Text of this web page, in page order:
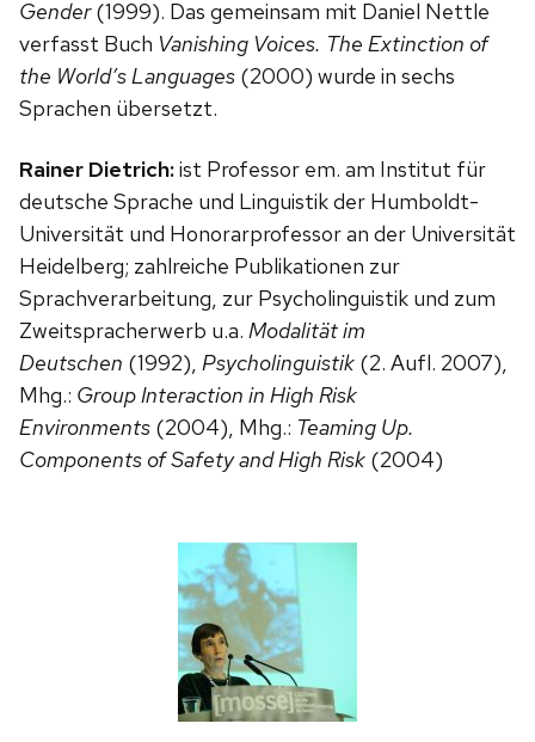
Gender(1999). Das gemeinsam mit Daniel Nettle
verfasst Buch Vanishing Voices. The Extinction of
the World’s Languages (2000) wurde in sechs
Sprachen übersetzt.
Rainer Dietrich:ist Professor em. am Institut für
deutsche Sprache und Linguistik der Humboldt-
Universität und Honorarprofessor an der Universität
Heidelberg; zahlreiche Publikationen zur
Sprachverarbeitung, zur Psycholinguistik und zum
Zweitspracherwerb u.a. Modalität im
Deutschen (1992), Psycholinguistik (2. Aufl. 2007),
Mhg.: Group Interaction in High Risk
Environments (2004), Mhg.: Teaming Up.
Components of Safety and High Risk (2004)